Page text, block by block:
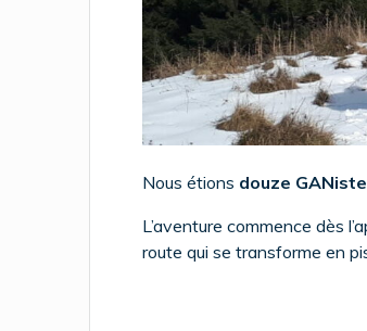
Nous étions douze
L’aventure commence dès
route qui se transforme en